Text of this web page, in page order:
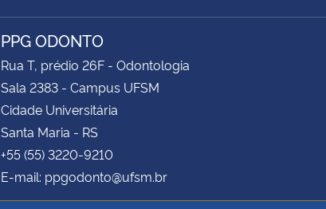
PPG ODONTO
Rua T, prédio 26F - Odontologia
Sala 2383 - Campus UFSM
Cidade Universitária
Santa Maria - RS
+55 (55) 3220-9210
E-mail: ppgodonto@ufsm.br